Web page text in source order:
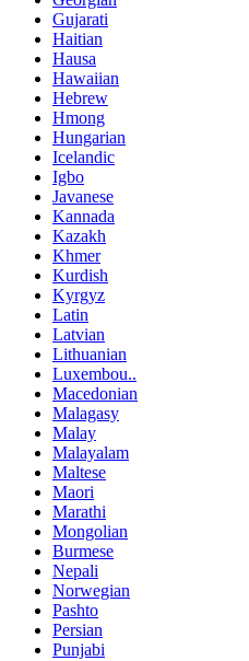
Gujarati
Haitian
Hausa
Hawaiian
Hebrew
Hmong
Hungarian
Icelandic
Igbo
Javanese
Kannada
Kazakh
Khmer
Kurdish
Kyrgyz
Latin
Latvian
Lithuanian
Luxembou..
Macedonian
Malagasy
Malay
Malayalam
Maltese
Maori
Marathi
Mongolian
Burmese
Nepali
Norwegian
Pashto
Persian
Punjabi